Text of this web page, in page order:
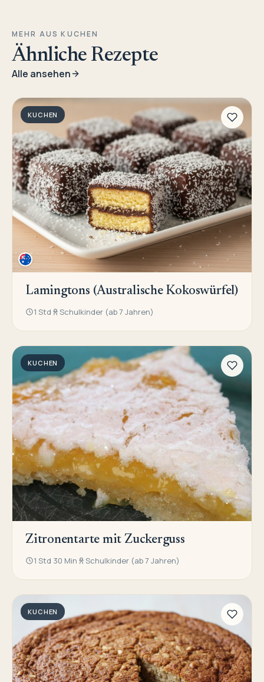
MEHR AUS KUCHEN
Ähnliche Rezepte
Alle ansehen
KUCHEN
Lamingtons (Australische Kokoswürfel)
1 Std Schulkinder (ab 7 Jahren)
KUCHEN
Zitronentarte mit Zuckerguss
1 Std 30 Min Schulkinder (ab 7 Jahren)
KUCHEN